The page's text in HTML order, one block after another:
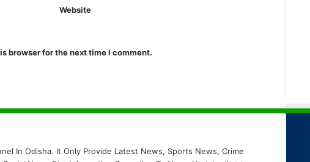
Website
browser for the next time I comment.
In Odisha. It Only Provide Latest News, Sports News, Crime